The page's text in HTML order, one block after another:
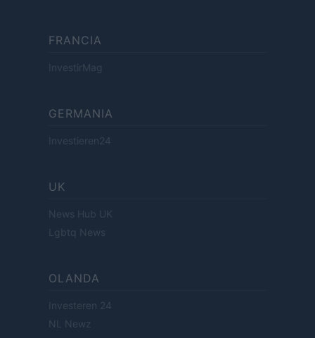
FRANCIA
InvestirMag
GERMANIA
Investieren24
UK
News Hub UK
Lgbtq News
OLANDA
Investeren 24
NL Newz